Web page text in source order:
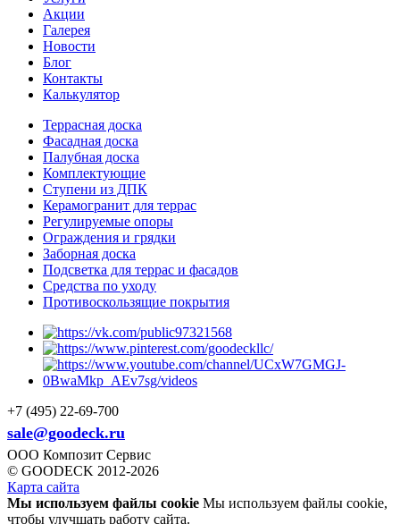
Акции
Галерея
Новости
Блог
Контакты
Калькулятор
Террасная доска
Фасадная доска
Палубная доска
Комплектующие
Ступени из ДПК
Керамогранит для террас
Регулируемые опоры
Ограждения и грядки
Заборная доска
Подсветка для террас и фасадов
Средства по уходу
Противоскользящие покрытия
+7 (495) 22-69-700
sale@goodeck.ru
ООО Композит Сервис
© GOODECK 2012-2026
Карта сайта
Мы используем файлы cookie Мы используем файлы cookie,
чтобы улучшать работу сайта.